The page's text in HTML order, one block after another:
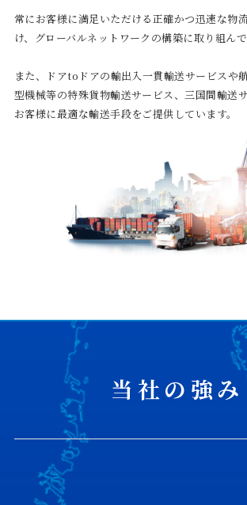
常にお客様に満足いただける正確かつ迅速な物
け、グローバルネットワークの構築に取り組んで
また、ドアtoドアの輸出入一貫輸送サービスや
型機械等の特殊貨物輸送サービス、三国間輸送
お客様に最適な輸送手段をご提供しています。
当社の強み